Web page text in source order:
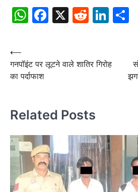
WhatsApp
Facebook
X Reddit
Post
navigation
⟵
गनपॉइंट पर लूटने वाले शातिर गिरोह
का पर्दाफाश
Related Posts